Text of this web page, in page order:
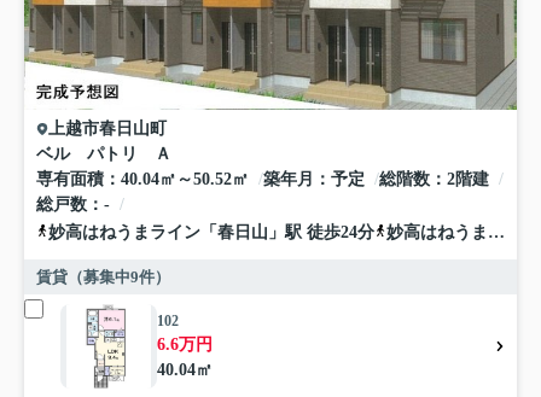
上越市春日山町
ベル パトリ Ａ
専有面積
40.04㎡～50.52㎡ 築年月 予定 総階数
2階建
総戸数
-
妙高はねうまライン 「 春日山 」駅 徒歩24分 妙高はねうまライン
賃貸（募集中9件）
102
6.6万円
40.04㎡